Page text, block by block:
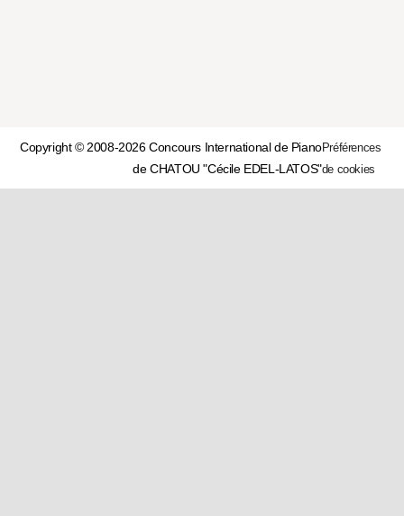
Copyright © 2008-2026 Concours International de Piano
de CHATOU "Cécile EDEL-LATOS"
Préférences
de cookies